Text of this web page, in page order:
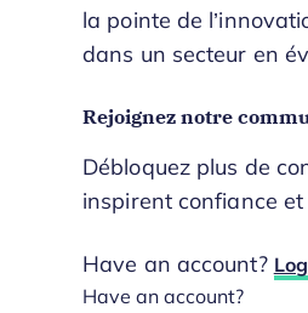
la pointe de
dans un secteur en
Rejoignez notre
Débloquez plus de
inspirent confiance
Have an account?
Have an account?